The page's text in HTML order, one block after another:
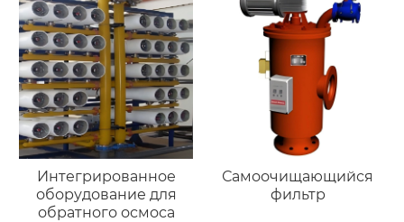
Интегрированное
оборудование для
обратного осмоса
Самоочищающийся
фильтр